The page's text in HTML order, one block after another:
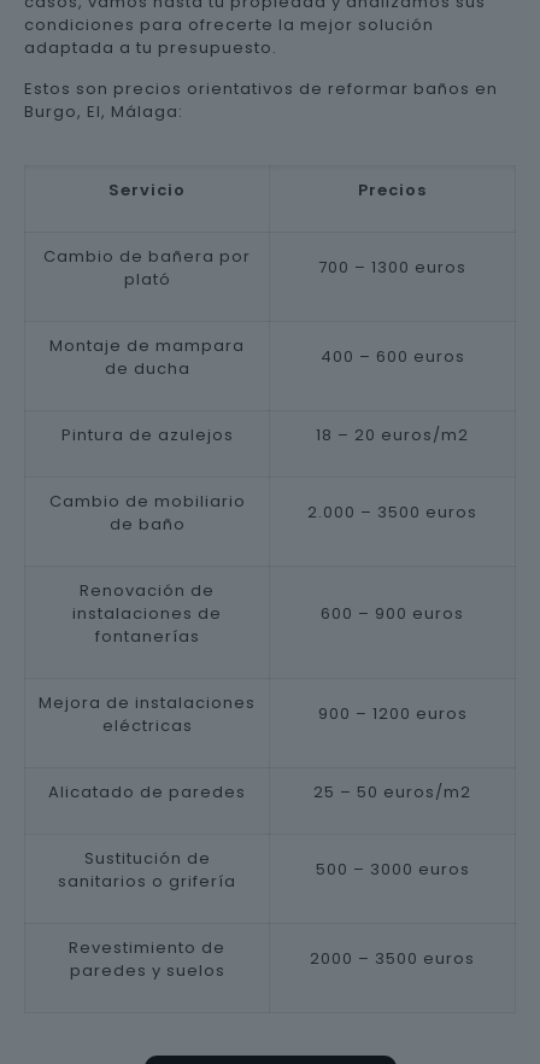
condiciones para ofrecerte la mejor solución
adaptada a tu presupuesto.
Estos son precios orientativos de reformar baños en
Burgo, El, Málaga:
Servicio Precios
Cambio de bañera por
plató
700 – 1300 euros
Montaje de mampara
de ducha
400 – 600 euros
Pintura de azulejos 18 – 20 euros/m2
Cambio de mobiliario
de baño
2.000 – 3500 euros
Renovación de
instalaciones de
fontanerías
600 – 900 euros
Mejora de instalaciones
eléctricas
900 – 1200 euros
Alicatado de paredes 25 – 50 euros/m2
Sustitución de
sanitarios o grifería
500 – 3000 euros
Revestimiento de
paredes y suelos
2000 – 3500 euros